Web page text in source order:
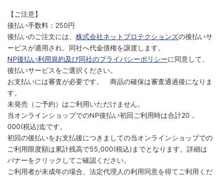
【ご注意】
後払い手数料：250円
後払いのご注文には、 株式会社ネットプロテクションズの後払いサ
ービスが適用され、同社へ代金債権を譲渡します。
NP後払い利用規約及び同社のプライバシーポリシーに同意して、
後払いサービスをご選択ください。
お支払いには審査が必要です。 商品の確保は審査通過後になりま
す。
未発売（ご予約）はご利用いただけません。
当オンラインショップでのNP後払い初回ご利用時は合計20，
000(税込)迄です。
初回の後払いをお支払後につきましての当オンラインショップでの
ご利用限度額は累計残高で55,000(税込)までとなります。詳細は
バナーをクリックしてご確認ください。
ご利用者が未成年の場合、法定代理人の利用同意を得てご利用くだ